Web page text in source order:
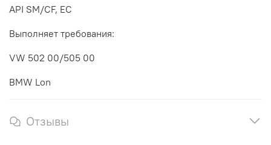
API SM/CF, EC
Выполняет требования:
VW 502 00/505 00
BMW Lon
Отзывы